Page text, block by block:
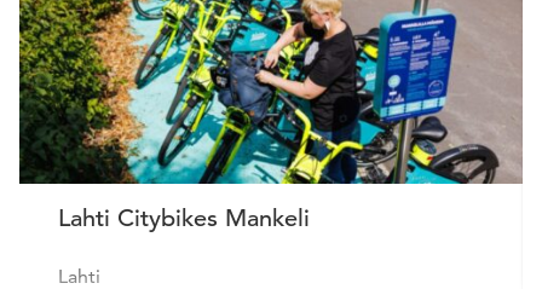
Lahti Citybikes Mankeli
Lahti